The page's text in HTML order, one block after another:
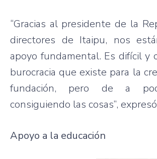
“Gracias al presidente de la
directores de Itaipu, nos
apoyo fundamental. Es difícil y
burocracia que existe para la
fundación, pero de a
consiguiendo las cosas”,
Apoyo a la educación